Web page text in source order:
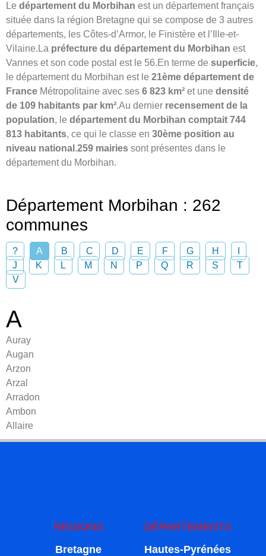
Le département du Morbihan est un département français
située dans la région Bretagne qui se compose de 3 autres
départements, les Côtes-d’Armor, le Finistère et l’Ille-et-
Vilaine.La préfecture du département du Morbihan est
Vannes et son code postal est le 56.En terme de superficie,
le département du Morbihan est le 21ème département de
France Métropolitaine avec ses 6 823 km² et une densité
de 109 habitants par km².Au dernier recensement de la
population, le département du Morbihan comptait 744
813 habitants, ce qui le classe en 30ème position au
niveau national .259 mairies sont présentes dans le
département du Morbihan.
Département Morbihan : 262
communes
? A B C D E F G H
J
K L M N P Q R S
T
V
A
Auray
Augan
Arzon
Arzal
Arradon
Ambon
Allaire
REGIONS
Bretagne
DÉPARTEMENTS
Hautes-Pyrénées